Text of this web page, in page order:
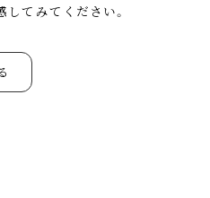
てみてください。